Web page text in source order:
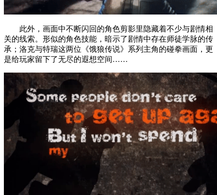
此外，画面中不断闪回的角色剪影里隐藏着不少与剧情相
关的线索。形似的角色技能，暗示了剧情中存在师徒学脉的传
承；洛克与特瑞这两位《饿狼传说》系列主角的碰拳画面，更
是给玩家留下了无尽的遐想空间……